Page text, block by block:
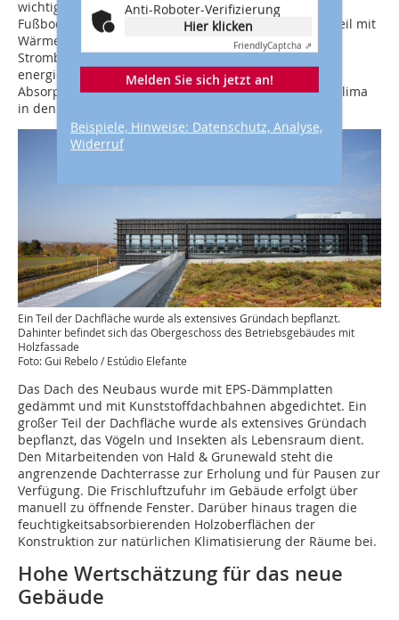
wichtige Rolle. Ein Blockheizkraftwerk versorgt die
Fußbodenheizung im Werksgebäude sowie den Büroteil mit
Wärme. Außerdem deckt es einen Großteil des
Strombedarfs des Gebäudes ab, das nach Niedrig-
energiestandard gedämmt ist. Im Sommer sorgt die
Absorptionskältemaschine für ein angenehm kühles Klima
in den Räumen.
Ein Teil der Dachfläche wurde als extensives Gründach bepflanzt.
Dahinter befindet sich das Obergeschoss des Betriebsgebäudes mit
Holzfassade
Foto: Gui Rebelo / Estúdio Elefante
Das Dach des Neubaus wurde mit EPS-Dämmplatten
gedämmt und mit Kunststoffdachbahnen abgedichtet. Ein
großer Teil der Dachfläche wurde als extensives Gründach
bepflanzt, das Vögeln und Insekten als Lebensraum dient.
Den Mitarbeitenden von Hald & Grunewald steht die
angrenzende Dachterrasse zur ­Erholung und für Pausen zur
Verfügung. Die Frischluftzufuhr im Gebäude erfolgt über
manuell zu öffnende Fenster. Darüber hinaus tragen die
feuchtigkeitsabsorbierenden Holzoberflächen der
Konstruktion zur natürlichen Klimatisierung der Räume bei.
Hohe Wertschätzung für das neue
Gebäude
Anti-Roboter-Verifizierung
Hier klicken
FriendlyCaptcha ⇗
Melden Sie sich jetzt an!
Beispiele, Hinweise: Datenschutz, Analyse,
Widerruf